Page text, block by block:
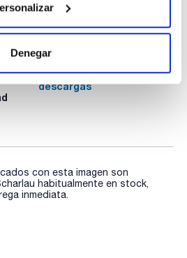
Denegar
COA
Regístrate para
descargas
con esta imagen son
habitualmente en stock,
inmediata.